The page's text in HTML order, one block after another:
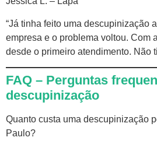
“Já tinha feito uma descupinização
empresa e o problema voltou. Com
desde o primeiro atendimento. Não
FAQ – Perguntas
descupinização
Quanto custa uma descupinização
Paulo?